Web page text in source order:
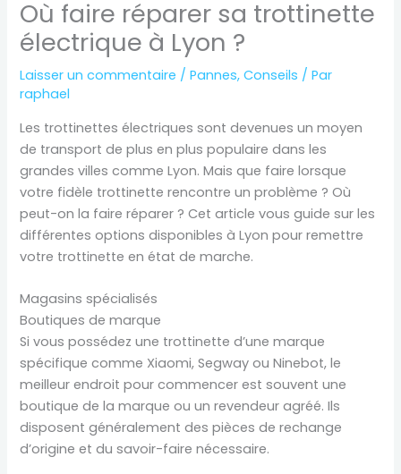
Où faire réparer sa trottinette
électrique à Lyon ?
Laisser un commentaire /Pannes,Conseils / Par
raphael
Les trottinettes électriques sont devenues un moyen
de transport de plus en plus populaire dans les
grandes villes comme Lyon. Mais que faire lorsque
votre fidèle trottinette rencontre un problème ? Où
peut-on la faire réparer ? Cet article vous guide sur les
différentes options disponibles à Lyon pour remettre
votre trottinette en état de marche.
Magasins spécialisés
Boutiques de marque
Si vous possédez une trottinette d’une marque
spécifique comme Xiaomi, Segway ou Ninebot, le
meilleur endroit pour commencer est souvent une
boutique de la marque ou un revendeur agréé. Ils
disposent généralement des pièces de rechange
d’origine et du savoir-faire nécessaire.